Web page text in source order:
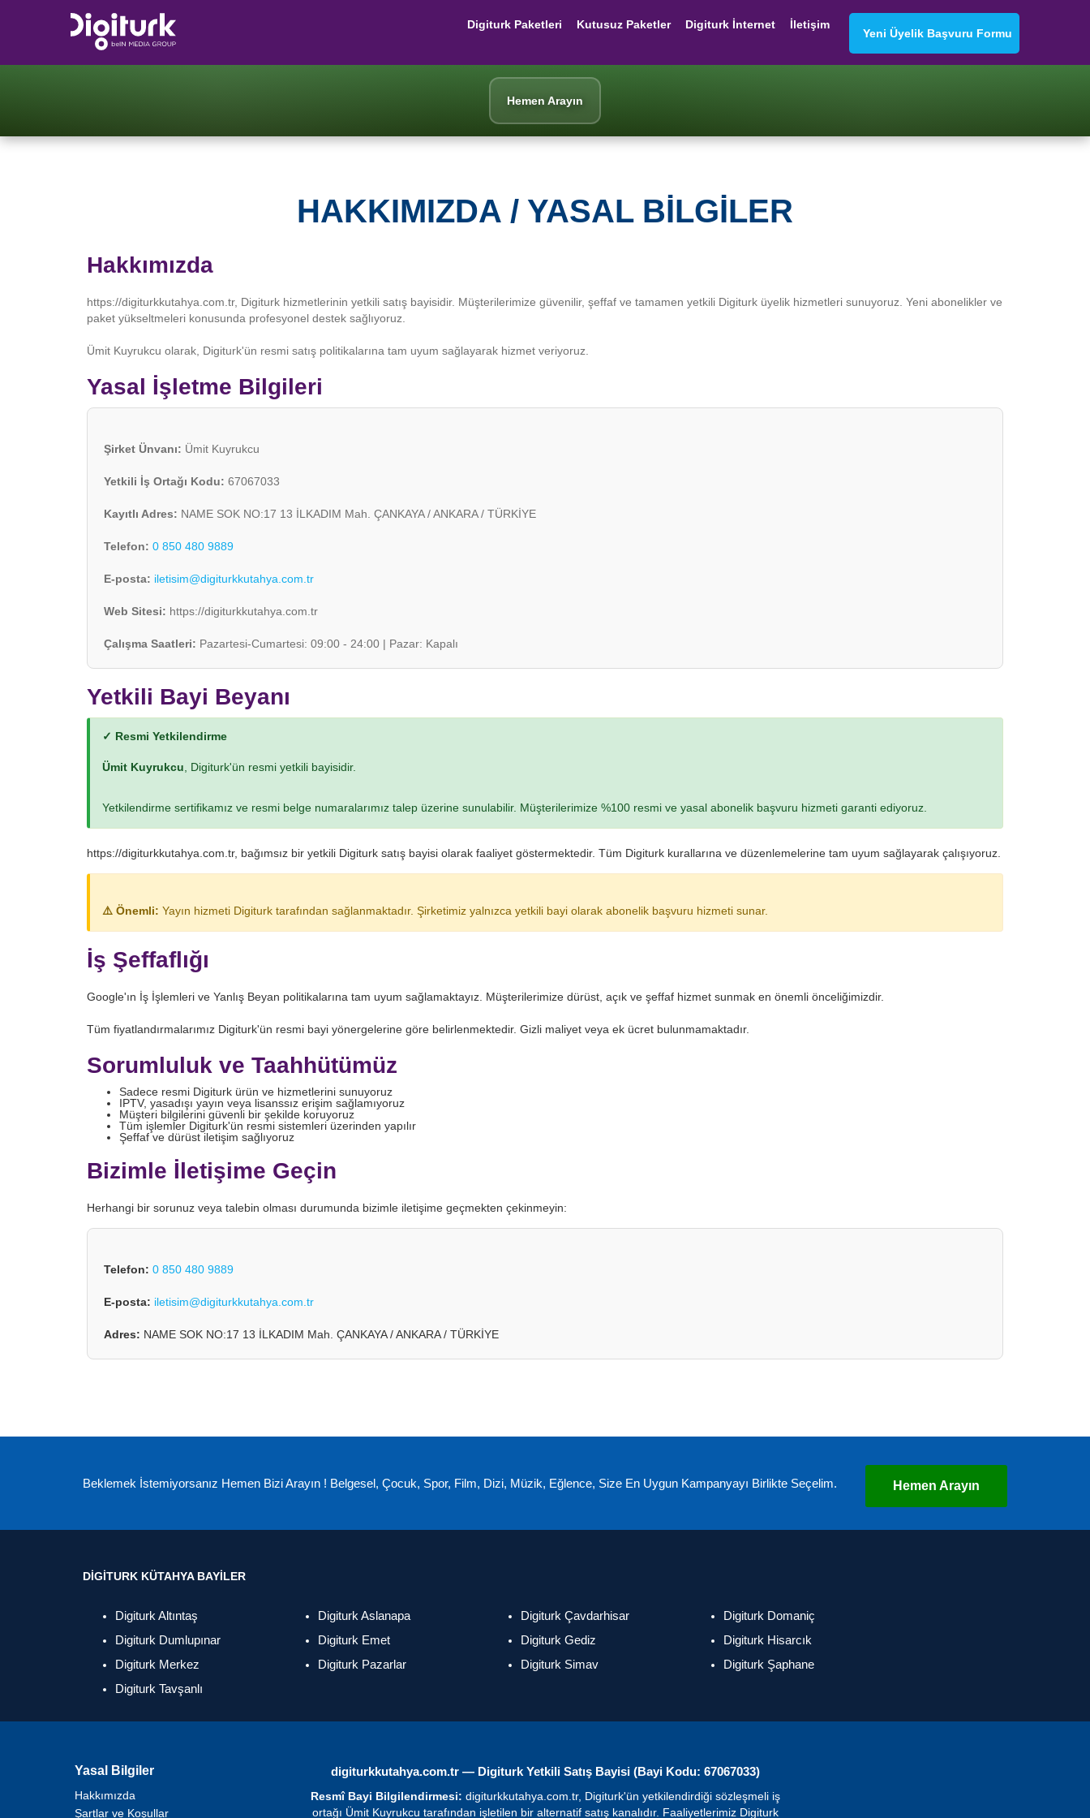
Digiturk Paketleri Kutusuz Paketler Digiturk İnternet İletişim
Yeni Üyelik Başvuru Formu
Hemen Arayın
HAKKIMIZDA / YASAL BILGILER
Hakkımızda
https://digiturkkutahya.com.tr, Digiturk hizmetlerinin yetkili satış bayisidir. Müşterilerimize güvenilir, şeffaf ve tamamen yetkili Digiturk üyelik hizmetleri sunuyoruz. Yeni abonelikler ve
paket yükseltmeleri konusunda profesyonel destek sağlıyoruz.
Ümit Kuyrukcu olarak, Digiturk'ün resmi satış politikalarına tam uyum sağlayarak hizmet veriyoruz.
Yasal İşletme Bilgileri
Şirket Ünvanı: Ümit Kuyrukcu
Yetkili İş Ortağı Kodu: 67067033
Kayıtlı Adres: NAME SOK NO:17 13 İLKADIM Mah. ÇANKAYA / ANKARA / TÜRKİYE
Telefon: 0 850 480 9889
E-posta: iletisim@digiturkkutahya.com.tr
Web Sitesi: https://digiturkkutahya.com.tr
Çalışma Saatleri: Pazartesi-Cumartesi: 09:00 - 24:00 | Pazar: Kapalı
Yetkili Bayi Beyanı
✓ Resmi Yetkilendirme
Ümit Kuyrukcu , Digiturk'ün resmi yetkili bayisidir.
Yetkilendirme sertifikamız ve resmi belge numaralarımız talep üzerine sunulabilir. Müşterilerimize %100 resmi ve yasal abonelik başvuru hizmeti garanti ediyoruz.
https://digiturkkutahya.com.tr, bağımsız bir yetkili Digiturk satış bayisi olarak faaliyet göstermektedir. Tüm Digiturk kurallarına ve düzenlemelerine tam uyum sağlayarak çalışıyoruz.
⚠️ Önemli: Yayın hizmeti Digiturk tarafından sağlanmaktadır. Şirketimiz yalnızca yetkili bayi olarak abonelik başvuru hizmeti sunar.
İş Şeffaflığı
Google'ın İş İşlemleri ve Yanlış Beyan politikalarına tam uyum sağlamaktayız. Müşterilerimize dürüst, açık ve şeffaf hizmet sunmak en önemli önceliğimizdir.
Tüm fiyatlandırmalarımız Digiturk'ün resmi bayi yönergelerine göre belirlenmektedir. Gizli maliyet veya ek ücret bulunmamaktadır.
Sorumluluk ve Taahhütümüz
Sadece resmi Digiturk ürün ve hizmetlerini sunuyoruz
IPTV, yasadışı yayın veya lisanssız erişim sağlamıyoruz
Müşteri bilgilerini güvenli bir şekilde koruyoruz
Tüm işlemler Digiturk'ün resmi sistemleri üzerinden yapılır
Şeffaf ve dürüst iletişim sağlıyoruz
Bizimle İletişime Geçin
Herhangi bir sorunuz veya talebin olması durumunda bizimle iletişime geçmekten çekinmeyin:
Telefon: 0 850 480 9889
E-posta: iletisim@digiturkkutahya.com.tr
Adres: NAME SOK NO:17 13 İLKADIM Mah. ÇANKAYA / ANKARA / TÜRKİYE
Beklemek İstemiyorsanız Hemen Bizi Arayın ! Belgesel, Çocuk, Spor, Film, Dizi, Müzik, Eğlence, Size En Uygun Kampanyayı Birlikte Seçelim. Hemen Arayın
DIGITURK KÜTAHYA BAYILER
Digiturk Altıntaş Digiturk Aslanapa Digiturk Çavdarhisar
Digiturk Domaniç
Digiturk Dumlupınar
Digiturk Emet Digiturk Gediz
Digiturk Hisarcık
Digiturk Merkez
Digiturk Pazarlar Digiturk Simav
Digiturk Şaphane
Digiturk Tavşanlı
Yasal Bilgiler
Hakkımızda
Şartlar ve Koşullar
digiturkkutahya.com.tr — Digiturk Yetkili Satış Bayisi (Bayi Kodu: 67067033)
Resmî Bayi Bilgilendirmesi: digiturkkutahya.com.tr, Digiturk'ün yetkilendirdiği sözleşmeli iş
ortağı Ümit Kuyrukcu tarafından işletilen bir alternatif satış kanalıdır. Faaliyetlerimiz Digiturk